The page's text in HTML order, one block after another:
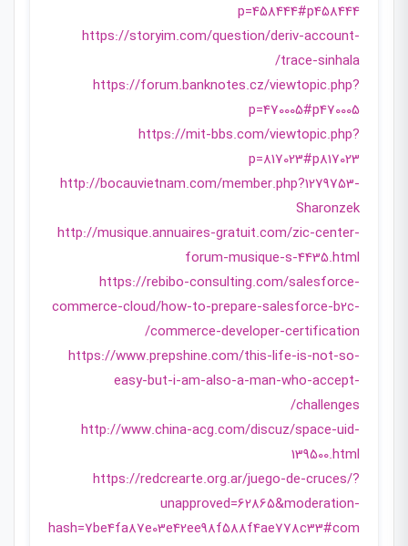
p=458444#p458444
https://storyim.com/question/deriv-account-
trace-sinhala/
https://forum.banknotes.cz/viewtopic.php?
p=470005#p470005
https://mit-bbs.com/viewtopic.php?
p=817023#p817023
http://bocauvietnam.com/member.php?1279753-
Sharonzek
http://musique.annuaires-gratuit.com/zic-center-
forum-musique-s-4435.html
https://rebibo-consulting.com/salesforce-
commerce-cloud/how-to-prepare-salesforce-b2c-
commerce-developer-certification/
https://www.prepshine.com/this-life-is-not-so-
easy-but-i-am-also-a-man-who-accept-
challenges/
http://www.china-acg.com/discuz/space-uid-
139500.html
https://redcrearte.org.ar/juego-de-cruces/?
unapproved=62865&moderation-
hash=7be4fa87e03e42ee98f588f4ae778c33#com